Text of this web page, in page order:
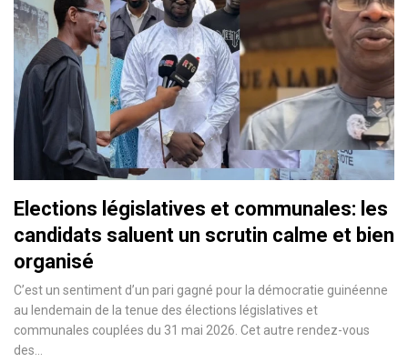
Elections législatives et communales: les
candidats saluent un scrutin calme et bien
organisé
C’est un sentiment d’un pari gagné pour la démocratie guinéenne
au lendemain de la tenue des élections législatives et
communales couplées du 31 mai 2026. Cet autre rendez-vous
des…